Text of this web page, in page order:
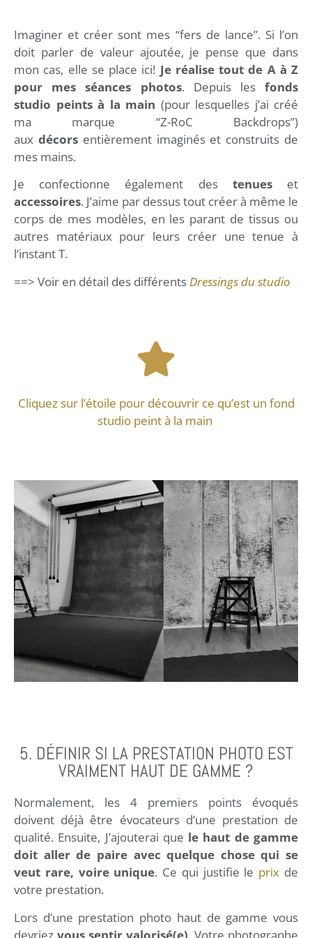
Imaginer et créer sont mes “fers de lance”. Si l’on
doit parler de valeur ajoutée, je pense que dans
mon cas, elle se place ici! Je réalise tout de A à Z
pour mes séances photos. Depuis les fonds
studio peints à la main (pour lesquelles j’ai créé
ma marque “Z-RoC Backdrops”)
aux décorsentièrement imaginés et construits de
mes mains.
Je confectionne également des tenueset
accessoires. J’aime par dessus tout créer à même le
corps de mes modèles, en les parant de tissus ou
autres matériaux pour leurs créer une tenue à
l’instant T.
==> Voir en détail des différents Dressings du studio
Cliquez sur l’étoile pour découvrir ce qu’est un fond
studio peint à la main
5. DÉFINIR SI LA PRESTATION PHOTO EST
VRAIMENT HAUT DE GAMME ?
Normalement, les 4 premiers points évoqués
doivent déjà être évocateurs d’une prestation de
qualité. Ensuite, J’ajouterai que le haut de gamme
doit aller de paire avec quelque chose qui se
veut rare, voire unique. Ce qui justifie le prix de
votre prestation.
Lors d’une prestation photo haut de gamme vous
devriez vous sentir valorisé(e) . Votre photographe